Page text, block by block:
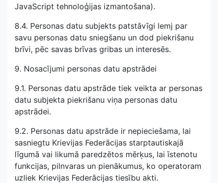
JavaScript tehnoloģijas izmantošana).
8.4. Personas datu subjekts patstāvīgi lemj par
savu personas datu sniegšanu un dod piekrišanu
brīvi, pēc savas brīvas gribas un interesēs.
9. Nosacījumi personas datu apstrādei
9.1. Personas datu apstrāde tiek veikta ar personas
datu subjekta piekrišanu viņa personas datu
apstrādei.
9.2. Personas datu apstrāde ir nepieciešama, lai
sasniegtu Krievijas Federācijas starptautiskajā
līgumā vai likumā paredzētos mērķus, lai īstenotu
funkcijas, pilnvaras un pienākumus, ko operatoram
uzliek Krievijas Federācijas tiesību akti.